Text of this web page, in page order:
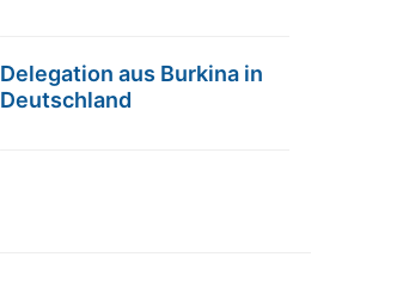
Delegation aus Burkina in
Deutschland